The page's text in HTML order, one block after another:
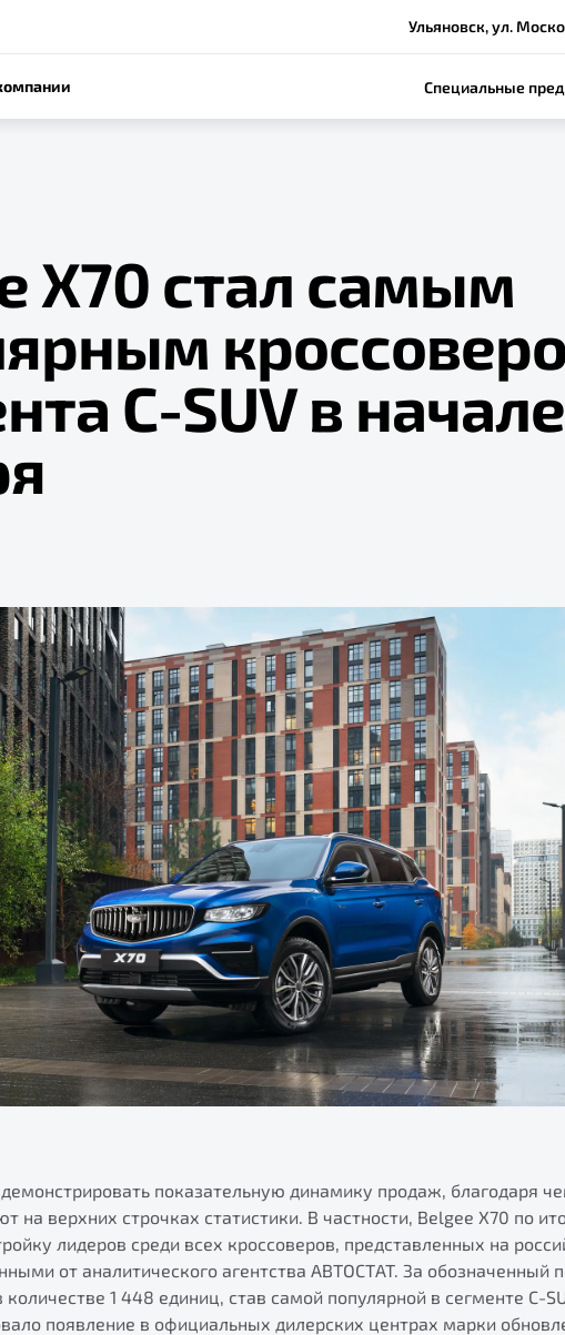
Ульяновск, ул.
Специальные
Х70 стал самым
C-SUV в начале
показательную динамику продаж, благодаря
на верхних строчках статистики. В частности, Belgee X70 по
лидеров среди всех кроссоверов, представленных на
от аналитического агентства АВТОСТАТ. За обозначенный
1 448 единиц, став самой популярной в сегменте C-
появление в официальных дилерских центрах марки